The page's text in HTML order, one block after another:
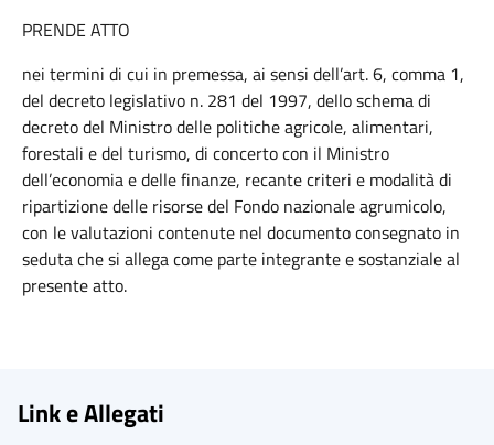
PRENDE ATTO
nei termini di cui in premessa, ai sensi dell’art. 6, comma 1,
del decreto legislativo n. 281 del 1997, dello schema di
decreto del Ministro delle politiche agricole, alimentari,
forestali e del turismo, di concerto con il Ministro
dell’economia e delle finanze, recante criteri e modalità di
ripartizione delle risorse del Fondo nazionale agrumicolo,
con le valutazioni contenute nel documento consegnato in
seduta che si allega come parte integrante e sostanziale al
presente atto.
Link e Allegati